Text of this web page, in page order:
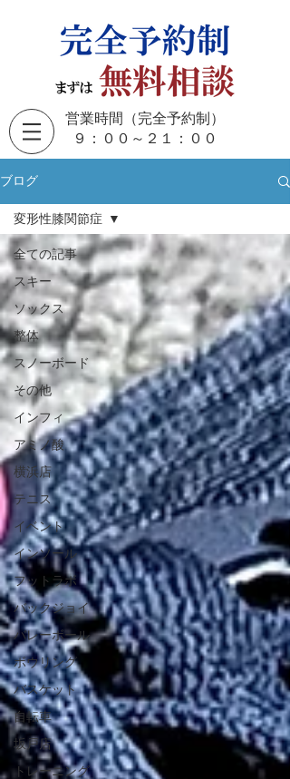
営業時間（完全予約制）
​９：００～２１：００
ブログ
全ての記事
スキー
ソックス
整体
スノーボード
その他
インフィ
アミノ酸
横浜店
テニス
イベント
インソール
フットラボ
バックジョイ
バレーボール
ボウリング
バスケット
自転車
坂戸店
トレーニング
変形性膝関節症